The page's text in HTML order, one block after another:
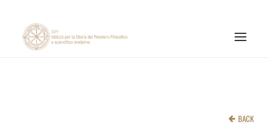
BACK